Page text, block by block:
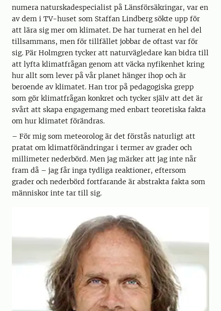
numera naturskadespecialist på Länsförsäkringar, var en
av dem i TV-huset som Staffan Lindberg sökte upp för
att lära sig mer om klimatet. De har turnerat en hel del
tillsammans, men för tillfället jobbar de oftast var för
sig. Pär Holmgren tycker att naturvägledare kan bidra till
att lyfta klimatfrågan genom att väcka nyfikenhet kring
hur allt som lever på vår planet hänger ihop och är
beroende av klimatet. Han tror på pedagogiska grepp
som gör klimatfrågan konkret och tycker själv att det är
svårt att skapa engagemang med enbart teoretiska fakta
om hur klimatet förändras.
– För mig som meteorolog är det förstås naturligt att
pratat om klimatförändringar i termer av grader och
millimeter nederbörd. Men jag märker att jag inte når
fram då – jag får inga tydliga reaktioner, eftersom
grader och nederbörd fortfarande är abstrakta fakta som
människor inte tar till sig.